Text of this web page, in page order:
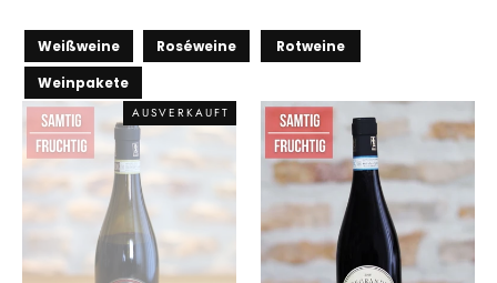
Weißweine Roséweine
Rotweine
Weinpakete
AUSVERKAUFT